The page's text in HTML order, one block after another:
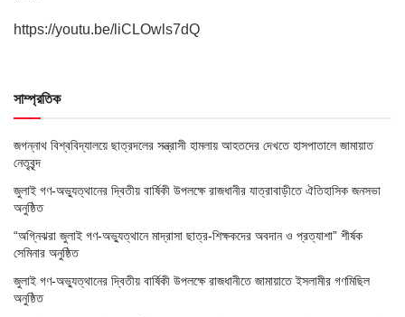
https://youtu.be/liCLOwls7dQ
সাম্প্রতিক
জগন্নাথ বিশ্ববিদ্যালয়ে ছাত্রদলের সন্ত্রাসী হামলায় আহতদের দেখতে হাসপাতালে জামায়াত
নেতৃবৃন্দ
জুলাই গণ-অভ্যুত্থানের দ্বিতীয় বার্ষিকী উপলক্ষে রাজধানীর যাত্রাবাড়ীতে ঐতিহাসিক জনসভা
অনুষ্ঠিত
“অগ্নিঝরা জুলাই গণ-অভ্যুত্থানে মাদ্রাসা ছাত্র-শিক্ষকদের অবদান ও প্রত্যাশা” শীর্ষক
সেমিনার অনুষ্ঠিত
জুলাই গণ-অভ্যুত্থানের দ্বিতীয় বার্ষিকী উপলক্ষে রাজধানীতে জামায়াতে ইসলামীর গণমিছিল
অনুষ্ঠিত